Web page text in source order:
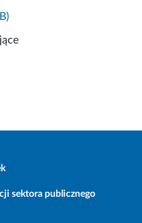
sektora publicznego